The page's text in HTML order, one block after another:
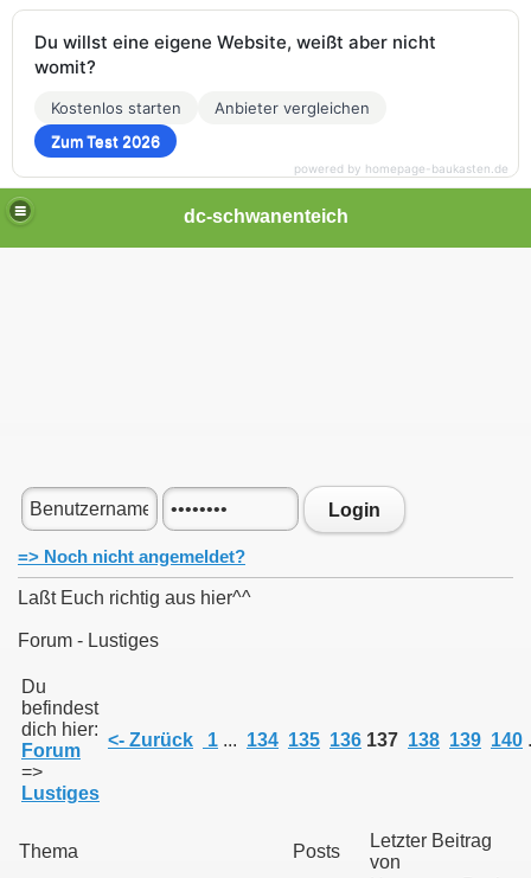
dc-schwanenteich
Login
=> Noch nicht angemeldet?
Laßt Euch richtig aus hier^^
Forum - Lustiges
Du
befindest
dich hier:
Forum
=>
Lustiges
<- Zurück 1 ... 134 135 136 137 138 139 140
Thema Posts
Letzter Beitrag
von
Du willst eine eigene Website, weißt aber nicht
womit?
Kostenlos starten
Anbieter vergleichen
Zum Test 2026
powered by homepage-baukasten.de